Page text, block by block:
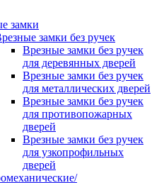
замки
замки без ручек
Врезные замки без ручек
для деревянных дверей
Врезные замки без ручек
для металлических дверей
Врезные замки без ручек
для противопожарных
дверей
Врезные замки без ручек
для узкопрофильных
дверей